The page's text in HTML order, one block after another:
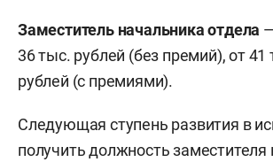
Заместитель начальника отдела
36 тыс. рублей (без премий), от
рублей (с премиями).
Следующая ступень развития в
получить должность заместителя